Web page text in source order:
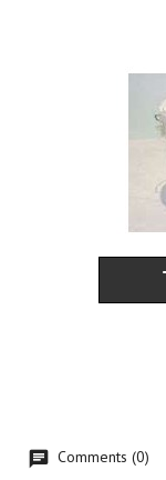
Comments (0)